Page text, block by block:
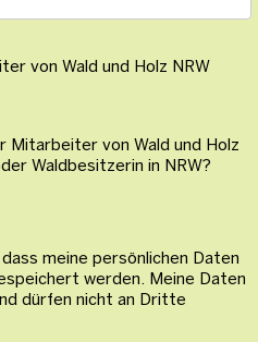
von Wald und Holz NRW
von Wald und Holz
Waldbesitzerin in NRW?
meine persönlichen Daten
werden. Meine Daten
dürfen nicht an Dritte